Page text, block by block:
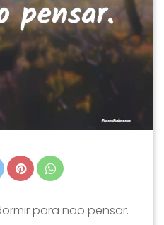
para não pensar.